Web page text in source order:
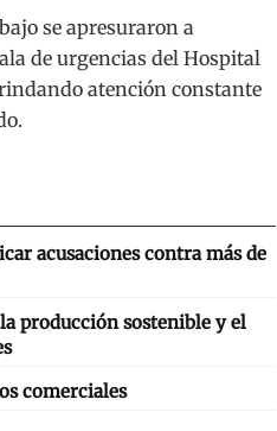
se apresuraron a
de urgencias del Hospital
atención constante
acusaciones contra más de
producción sostenible y el
comerciales